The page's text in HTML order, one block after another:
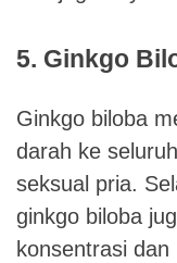
5. Ginkgo
Ginkgo biloba
darah ke
seksual pria.
ginkgo biloba
konsentrasi